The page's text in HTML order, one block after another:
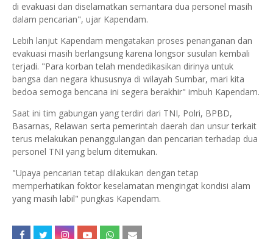
di evakuasi dan diselamatkan semantara dua personel masih
dalam pencarian", ujar Kapendam.
Lebih lanjut Kapendam mengatakan proses penanganan dan
evakuasi masih berlangsung karena longsor susulan kembali
terjadi. "Para korban telah mendedikasikan dirinya untuk
bangsa dan negara khususnya di wilayah Sumbar, mari kita
bedoa semoga bencana ini segera berakhir" imbuh Kapendam.
Saat ini tim gabungan yang terdiri dari TNI, Polri, BPBD,
Basarnas, Relawan serta pemerintah daerah dan unsur terkait
terus melakukan penanggulangan dan pencarian terhadap dua
personel TNI yang belum ditemukan.
"Upaya pencarian tetap dilakukan dengan tetap
memperhatikan foktor keselamatan mengingat kondisi alam
yang masih labil" pungkas Kapendam.